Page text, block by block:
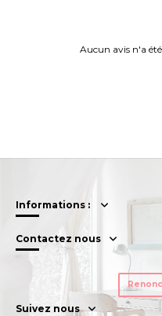
Aucun avis n'a
Informations :
Contactez nous
Suivez nous